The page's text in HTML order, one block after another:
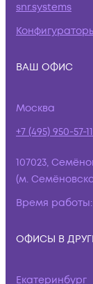
snr.systems
ВАШ ОФИС
Москва
+7 (495) 950-57-11
107023,
(м.
Время работы:
ОФИСЫ В
Екатеринбург